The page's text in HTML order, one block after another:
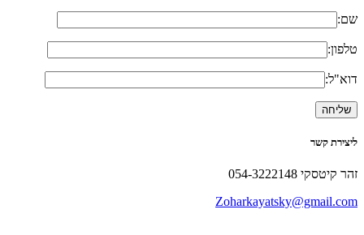
שם:
טלפון:
דוא"ל:
ליצירת קשר
זהר קיטסקי 054-3222148
Zoharkayatsky@gmail.com